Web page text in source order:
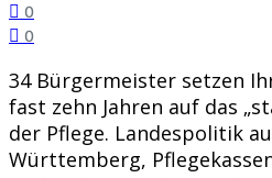
0
0
34 Bürgermeister setzen
fast zehn Jahren auf das
der Pflege. Landespolitik
Württemberg,